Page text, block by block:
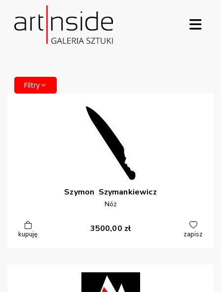
Filtry
Szymon Szymankiewicz
Nóż
kupuję
3500,00 zł
zapisz